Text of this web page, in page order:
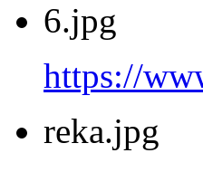
6.jpg
https://
reka.jpg